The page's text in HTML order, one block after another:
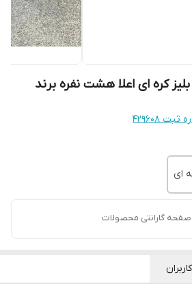
کره ای اعلا هشت نفره برند
۴۲۹۶۰۸
ای
گارانتی محصولات